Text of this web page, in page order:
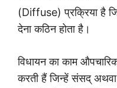
(Diffuse) प्रक्रिया है
देना कठिन होता है।
विधायन का काम
करती हैं जिन्हें संसद् अथवा